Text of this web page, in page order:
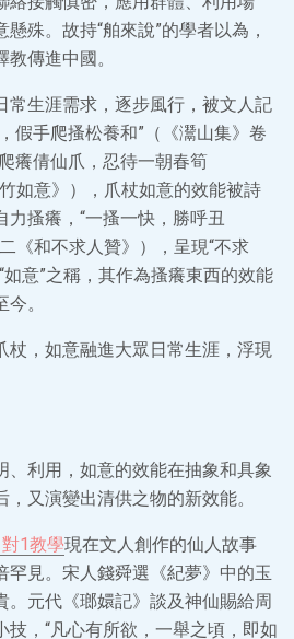
殊。故持“舶來說”的學者以為，
傳進中國。
常生涯需求，逐步風行，被文人記
假手爬搔松養和”（《灊山集》卷
癢倩仙爪，忍待一朝春筍
如意》），爪杖如意的效能被詩
搔癢，“一搔一快，勝呼丑
《和不求人贊》），呈現“不求
如意”之稱，其作為搔癢東西的效能
。
杖，如意融進大眾日常生涯，浮現
、利用，如意的效能在抽象和具象
又演變出清供之物的新效能。
1教學現在文人創作的仙人故事
罕見。宋人錢舜選《紀夢》中的玉
。元代《瑯嬛記》談及神仙賜給周
，“凡心有所欲，一舉之頃，即如